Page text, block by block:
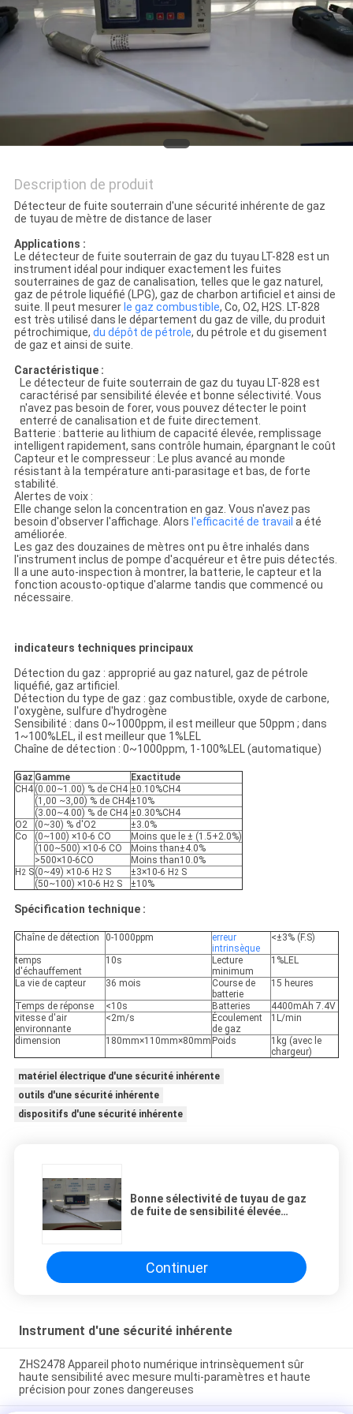
SITE
PRIVACY
Description de produit
Détecteur de fuite souterrain d'une sécurité inhérente de gaz
de tuyau de mètre de distance de laser
Applications :
Le détecteur de fuite souterrain de gaz du tuyau LT-828 est un
instrument idéal pour indiquer exactement les fuites
souterraines de gaz de canalisation, telles que le gaz naturel,
gaz de pétrole liquéfié (LPG), gaz de charbon artificiel et ainsi de
suite. Il peut mesurer le gaz combustible, Co, O2, H2S. LT-828
est très utilisé dans le département du gaz de ville, du produit
pétrochimique, du dépôt de pétrole, du pétrole et du gisement
de gaz et ainsi de suite.
Caractéristique :
Le détecteur de fuite souterrain de gaz du tuyau LT-828 est
caractérisé par sensibilité élevée et bonne sélectivité. Vous
n'avez pas besoin de forer, vous pouvez détecter le point
enterré de canalisation et de fuite directement.
Batterie : batterie au lithium de capacité élevée, remplissage
intelligent rapidement, sans contrôle humain, épargnant le coût
Capteur et le compresseur : Le plus avancé au monde
résistant à la température anti-parasitage et bas, de forte
stabilité.
Alertes de voix :
Elle change selon la concentration en gaz. Vous n'avez pas
besoin d'observer l'affichage. Alors l'efficacité de travail a été
améliorée.
Les gaz des douzaines de mètres ont pu être inhalés dans
l'instrument inclus de pompe d'acquéreur et être puis détectés.
Il a une auto-inspection à montrer, la batterie, le capteur et la
fonction acousto-optique d'alarme tandis que commencé ou
nécessaire.
indicateurs techniques principaux
Détection du gaz : approprié au gaz naturel, gaz de pétrole
liquéfié, gaz artificiel.
Détection du type de gaz : gaz combustible, oxyde de carbone,
l'oxygène, sulfure d'hydrogène
Sensibilité : dans 0~1000ppm, il est meilleur que 50ppm ; dans
1~100%LEL, il est meilleur que 1%LEL
Chaîne de détection : 0~1000ppm, 1-100%LEL (automatique)
Gaz Gamme
Exactitude
CH4 (0.00~1.00) % de CH4 ±0.10%CH4
(1,00 ~3,00) % de CH4±10%
(3.00~4.00) % de CH4 ±0.30%CH4
O2
(0~30) % d'O2
±3.0%
Co
(0~100) ×10-6 CO
Moins que le ± (1.5+2.0%)
(100~500) ×10-6 CO
Moins than±4.0%
>500×10-6CO
Moins than10.0%
H 2S(0~49) ×10-6 H 2S ±3×10-6 H 2S
(50~100) ×10-6 H 2S ±10%
Spécification technique :
Chaîne de détection 0-1000ppm
erreur
intrinsèque
<±3% (F.S)
temps
d'échauffement
10s
Lecture
minimum
1%LEL
La vie de capteur 36 mois
Course de
batterie
15 heures
Temps de réponse <10s Batteries
4400mAh 7.4V
vitesse d'air
environnante
<2m/s
Écoulement
de gaz
1L/min
dimension 180mm×110mm×80mm Poids
1kg (avec le
chargeur)
matériel électrique d'une sécurité inhérente
outils d'une sécurité inhérente
dispositifs d'une sécurité inhérente
Bonne sélectivité de tuyau de gaz
de fuite de sensibilité élevée
Continuer
Instrument d'une sécurité inhérente
ZHS2478 Appareil photo numérique intrinsèquement sûr
haute sensibilité avec mesure multi-paramètres et haute
précision pour zones dangereuses